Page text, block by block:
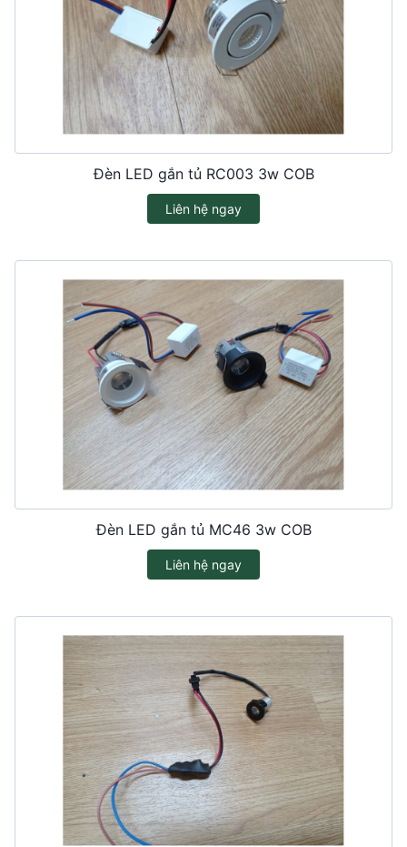
Đèn LED gắn tủ RC003 3w COB
Liên hệ ngay
Đèn LED gắn tủ MC46 3w COB
Liên hệ ngay